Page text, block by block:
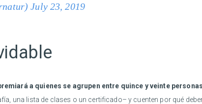
July 23, 2019
a quienes se agrupen entre quince y veinte
una lista de clases o un certificado– y cuenten por qué